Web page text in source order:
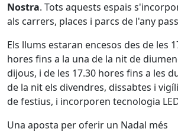
Nostra. Tots aquests espais
als carrers, places i parcs de l'any
Els llums estaran encesos des de les
hores fins a la una de la nit de
dijous, i de les 17.30 hores fins a les
de la nit els divendres, dissabtes i
de festius, i incorporen tecnologia
Una aposta per oferir un Nadal més